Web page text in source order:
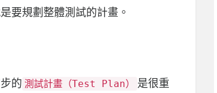
要規劃整體測試的計畫。
的 測試計畫（Test Plan）
是很重